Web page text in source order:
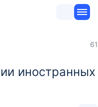
61
иностранных